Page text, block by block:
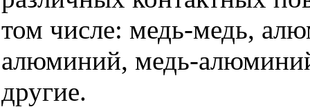
том числе: медь-медь,
алюминий, медь-
другие.